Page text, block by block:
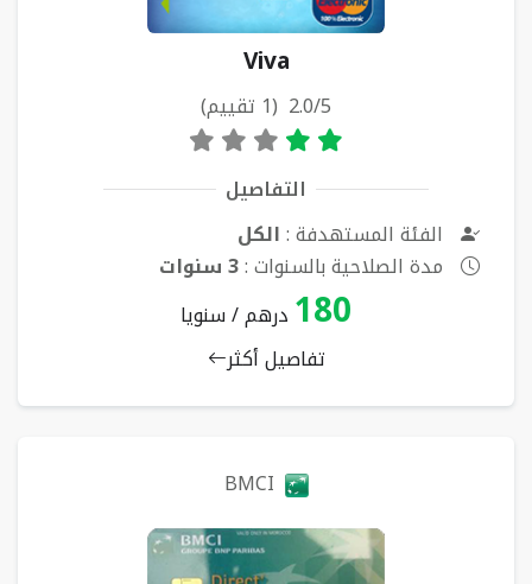
Viva
2.0/5 (1 تقييم)
التفاصيل
الفئة المستهدفة :الكل
مدة الصلاحية بالسنوات :3 سنوات
180 درهم / سنويا
تفاصيل أكثر
BMCI